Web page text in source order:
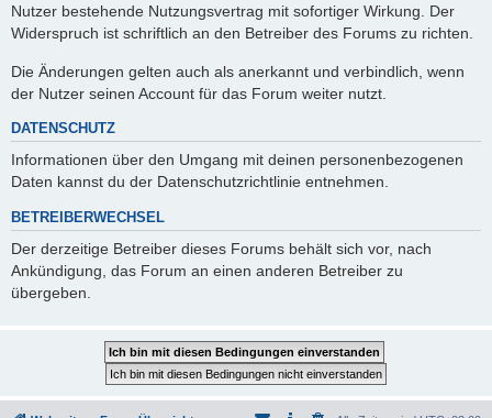
Nutzer bestehende Nutzungsvertrag mit sofortiger Wirkung. Der
Widerspruch ist schriftlich an den Betreiber des Forums zu richten.
Die Änderungen gelten auch als anerkannt und verbindlich, wenn
der Nutzer seinen Account für das Forum weiter nutzt.
DATENSCHUTZ
Informationen über den Umgang mit deinen personenbezogenen
Daten kannst du der Datenschutzrichtlinie entnehmen.
BETREIBERWECHSEL
Der derzeitige Betreiber dieses Forums behält sich vor, nach
Ankündigung, das Forum an einen anderen Betreiber zu
übergeben.